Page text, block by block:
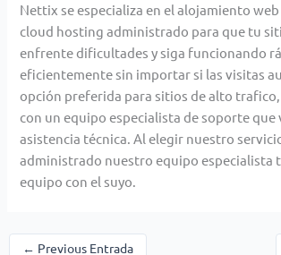
Nettix se especializa en el alojamiento
cloud hosting administrado para que tu
enfrente dificultades y siga funcionando
eficientemente sin importar si las visitas
opción preferida para sitios de alto trafico,
con un equipo especialista de soporte que
asistencia técnica. Al elegir nuestro
administrado nuestro equipo especialista
equipo con el suyo.
← Previous Entrada